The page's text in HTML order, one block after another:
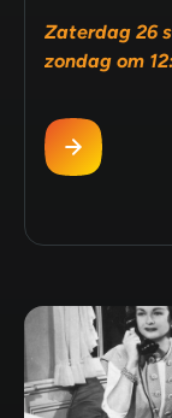
Zaterdag 26
zondag om